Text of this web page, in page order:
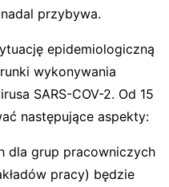
przybywa.
epidemiologiczną
wykonywania
SARS-COV-2. Od 15
następujące aspekty:
dla grup pracowniczych
pracy) będzie